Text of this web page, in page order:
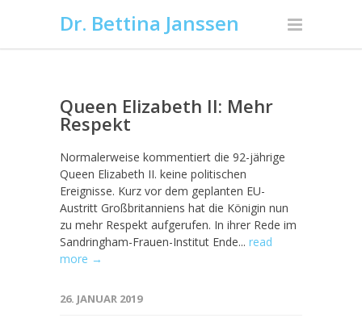
Dr. Bettina Janssen
Queen Elizabeth II: Mehr
Respekt
Normalerweise kommentiert die 92-jährige
Queen Elizabeth II. keine politischen
Ereignisse. Kurz vor dem geplanten EU-
Austritt Großbritanniens hat die Königin nun
zu mehr Respekt aufgerufen. In ihrer Rede im
Sandringham-Frauen-Institut Ende... read
more →
26. JANUAR 2019